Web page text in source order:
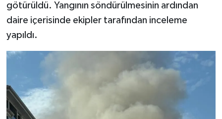
götürüldü. Yangının söndürülmesinin ardından
daire içerisinde ekipler tarafından inceleme
yapıldı.